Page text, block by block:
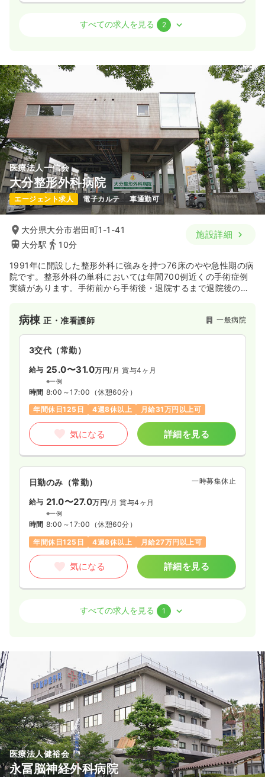
正・准看護師
給与 23.1〜28.1 万円/月 賞与4ヶ月
時間 8:30～17:30（休憩60分）
日祝休み
4週8休以上 月給28万円以上可
気になる 詳細を見る
日勤のみ（パート） 一時募集休止
給与 時給1,000〜1,300
時間 8:30～17:30（休憩60分）
日祝休み
時給1,300円以上可
気になる 詳細を見る
すべての求人を見る 2
医療法人一信会
大分整形外科病院
エージェント求人 電子カルテ 車通勤可
大分県大分市岩田町1-1-41
大分駅
10分
施設詳細
1991年に開設した整形外科に強みを持つ76床のやや急性期の病
院です。整形外科の単科においては年間700例近くの手術症例
実績があります。手術前から手術後・退院するまで退院後の生
病棟正・准看護師 一般病院
3交代（常勤）
給与 25.0〜31.0万円/月 賞与4ヶ月
※一例
時間 8:00～17:00 （休憩60分）
年間休日125日
4週8休以上 月給31万円以上可
気になる 詳細を見る
日勤のみ（常勤） 一時募集休止
給与 21.0〜27.0万円/月 賞与4ヶ月
※一例
時間 8:00～17:00 （休憩60分）
年間休日125日
4週8休以上 月給27万円以上可
気になる 詳細を見る
オペ室(手術室)正看護師
23.0〜29.0 賞与4ヶ月
※一例
時間 8:00～17:00（休憩60分）
土日祝休み
年間休日125日
オンコールあり
月給29万円以上可
気になる 詳細を見る
すべての求人を見る 1
医療法人健裕会
永冨脳神経外科病院